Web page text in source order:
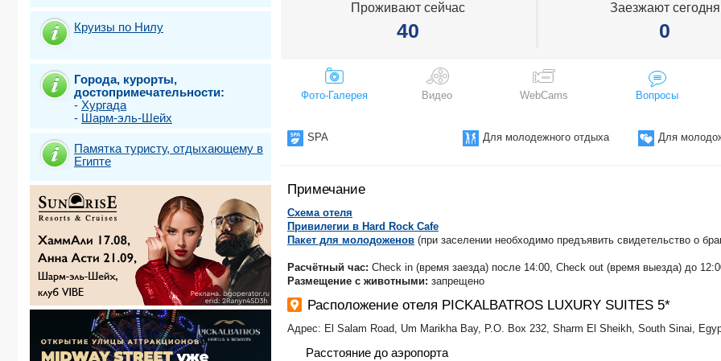
Круизы по Нилу
Города, курорты,
достопримечательности:
- Хургада
- Шарм-эль-Шейх
Памятка туристу, отдыхающему в
Египте
Проживают сейчас
40
Заезжают сегодня
0
Фото-Галерея Видео WebCams Вопросы
SPA Для молодежного отдыха Для
Примечание
Схема отеля
Привилегии в Hard Rock Сafe
Пакет для молодоженов (при заселении необходимо предъявить свидетельство о
Расчётный час: Check in (время заезда) после 14:00, Check out (время выезда) до
Размещение с животными: запрещено
Расположение отеля PICKALBATROS LUXURY SUITES 5*
Адрес: El Salam Road, Um Marikha Bay, P.O. Box 232, Sharm El Sheikh, South Sinai,
Расстояние до аэропорта